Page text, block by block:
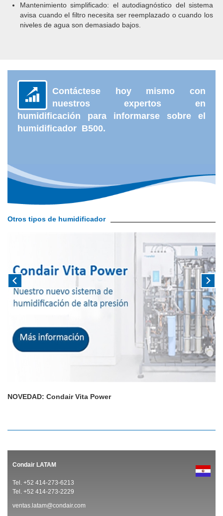
Mantenimiento simplificado: el autodiagnóstico del sistema
avisa cuando el filtro necesita ser reemplazado o cuando los
niveles de agua son demasiado bajos.
Contáctese hoy mismo con
nuestros expertos en
humidificación para informarse sobre el
humidificador B500.
Otros tipos de humidificador
NOVEDAD: Condair Vita Power
Condair LATAM
Tel. +52 414-273-6213
Tel. +52 414-273-2229
ventas.latam@condair.com